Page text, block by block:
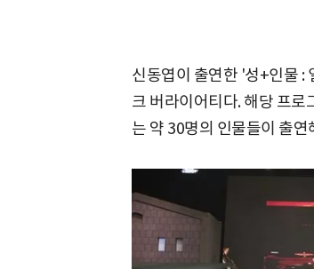
신동엽이 출연한 '성+인물 :
크 버라이어티다. 해당 프
는 약 30명의 인물들이 출